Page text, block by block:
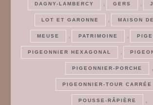
DAGNY-LAMBERCY GERS
LOT ET GARONNE MAISON
MEUSE PATRIMOINE
PIGEONNIER HEXAGONAL
PIGEONNIER-PORCHE
PIGEONNIER-TOUR CARRÉE
POUSSE-RÂPIÈRE